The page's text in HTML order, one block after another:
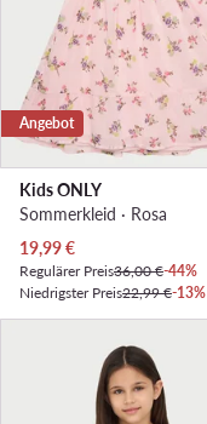
Angebot
Kids ONLY
Sommerkleid · Rosa
Aktueller Preis
19,99€
Regulärer Preis36,00 €-44%
Niedrigster Preis22,99 €-13%